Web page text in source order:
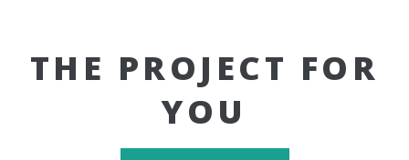
THE PROJECT FOR
YOU